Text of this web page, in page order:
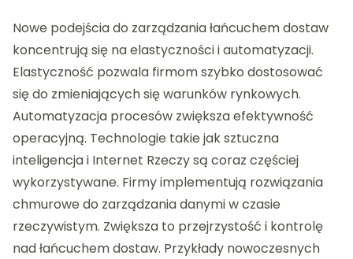
Nowe podejścia do zarządzania łańcuchem dostaw
koncentrują się na elastyczności i automatyzacji.
Elastyczność pozwala firmom szybko dostosować
się do zmieniających się warunków rynkowych.
Automatyzacja procesów zwiększa efektywność
operacyjną. Technologie takie jak sztuczna
inteligencja i Internet Rzeczy są coraz częściej
wykorzystywane. Firmy implementują rozwiązania
chmurowe do zarządzania danymi w czasie
rzeczywistym. Zwiększa to przejrzystość i kontrolę
nad łańcuchem dostaw. Przykłady nowoczesnych